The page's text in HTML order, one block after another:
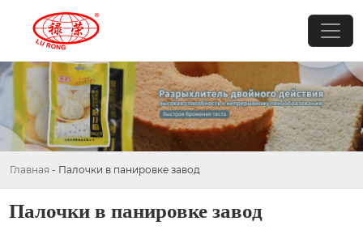
Главная - Палочки в панировке завод
Палочки в панировке завод